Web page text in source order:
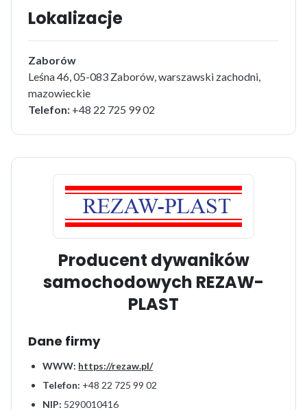
Lokalizacje
Zaborów
Leśna 46, 05-083 Zaborów, warszawski zachodni,
mazowieckie
Telefon: +48 22 725 99 02
Producent dywaników
samochodowych REZAW-
PLAST
Dane firmy
WWW: https://rezaw.pl/
Telefon: +48 22 725 99 02
NIP: 5290010416